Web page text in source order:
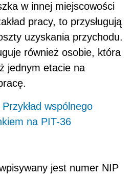
w innej miejscowości
pracy, to przysługują
uzyskania przychodu.
również osobie, która
jednym etacie na
Przykład wspólnego
na PIT-36
jest numer NIP